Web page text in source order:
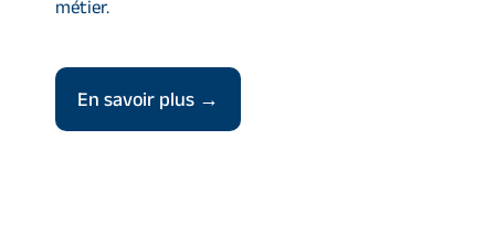
métier.
En savoir plus →